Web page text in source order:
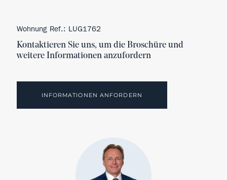
Wohnung Ref.: LUG1762
Kontaktieren Sie uns, um die Broschüre und
weitere Informationen anzufordern
INFORMATIONEN ANFORDERN